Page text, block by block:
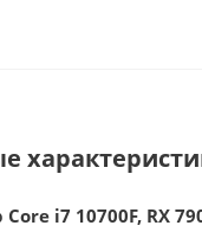
i7 10700F, RX